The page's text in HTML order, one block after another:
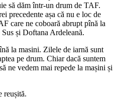
să dăm într-un drum de TAF.
precedente așa că nu e loc de
care ne coboară abrupt pînă la
și Doftana Ardeleană.
la masini. Zilele de iarnă sunt
pe drum. Chiar dacă suntem
ne vedem mai repede la mașini și
reușită.